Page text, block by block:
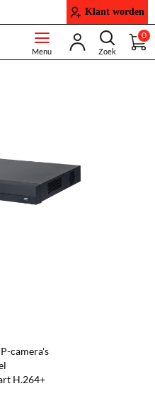
Klant worden
0
camera's
H.264+